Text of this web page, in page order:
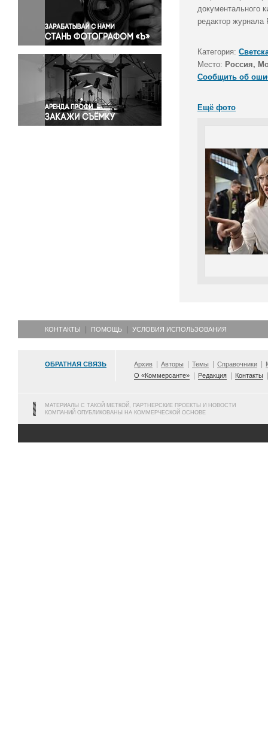
Правосудие
Происшествия и конфликты
Религия
Светская жизнь
Спорт
Экология
Экономика и бизнес
документального
редактор журнала
Категория:
Место: Россия,
Сообщить об
Ещё фото
КОНТАКТЫ ПОМОЩЬ УСЛОВИЯ ИСПОЛЬЗОВАНИЯ
ОБРАТНАЯ СВЯЗЬ Архив Авторы Темы Справочники
О «Коммерсанте»
Редакция Контакты
МАТЕРИАЛЫ С ТАКОЙ МЕТКОЙ, ПАРТНЕРСКИЕ ПРОЕКТЫ И НОВОСТИ
КОМПАНИЙ ОПУБЛИКОВАНЫ НА КОММЕРЧЕСКОЙ ОСНОВЕ